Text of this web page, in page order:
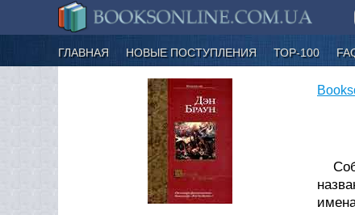
ГЛАВНАЯ НОВЫЕ ПОСТУПЛЕНИЯ ТОР-100